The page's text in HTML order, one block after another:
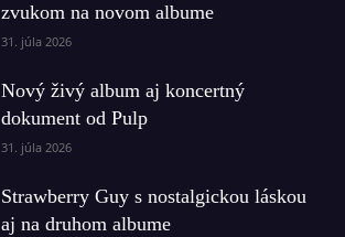
zvukom na novom albume
31. júla 2026
Nový živý album aj koncertný
dokument od Pulp
31. júla 2026
Strawberry Guy s nostalgickou láskou
aj na druhom albume